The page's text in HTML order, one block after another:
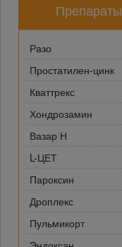
Препараты
Разо
Простатилен-цинк
Кваттрекс
Хондрозамин
Вазар Н
L-ЦЕТ
Пароксин
Дроплекс
Пульмикорт